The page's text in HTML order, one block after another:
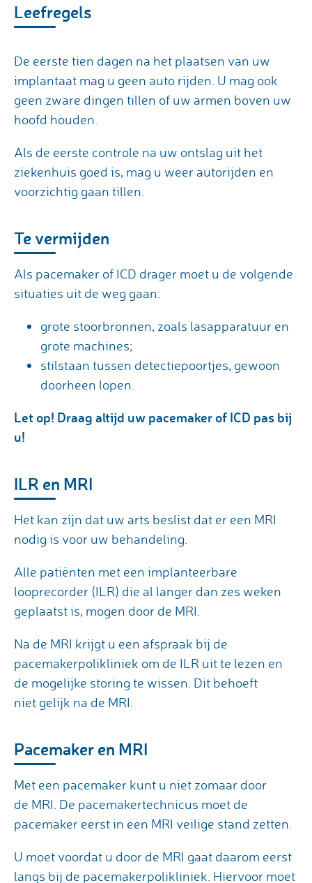
Leefregels
De eerste tien dagen na het plaatsen van uw
implantaat mag u geen auto rijden. U mag ook
geen zware dingen tillen of uw armen boven uw
hoofd houden.
Als de eerste controle na uw ontslag uit het
ziekenhuis goed is, mag u weer autorijden en
voorzichtig gaan tillen.
Te vermijden
Als pacemaker of ICD drager moet u de volgende
situaties uit de weg gaan:
grote stoorbronnen, zoals lasapparatuur en
grote machines;
stilstaan tussen detectiepoortjes, gewoon
doorheen lopen.
Let op! Draag altijd uw pacemaker of ICD pas bij
u!
ILR en MRI
Het kan zijn dat uw arts beslist dat er een MRI
nodig is voor uw behandeling.
Alle patiënten met een implanteerbare
looprecorder (ILR) die al langer dan zes weken
geplaatst is, mogen door de MRI.
Na de MRI krijgt u een afspraak bij de
pacemakerpolikliniek om de ILR uit te lezen en
de mogelijke storing te wissen. Dit behoeft
niet gelijk na de MRI.
Pacemaker en MRI
Met een pacemaker kunt u niet zomaar door
de MRI. De pacemakertechnicus moet de
pacemaker eerst in een MRI veilige stand zetten.
U moet voordat u door de MRI gaat daarom eerst
langs bij de pacemakerpolikliniek. Hiervoor moet